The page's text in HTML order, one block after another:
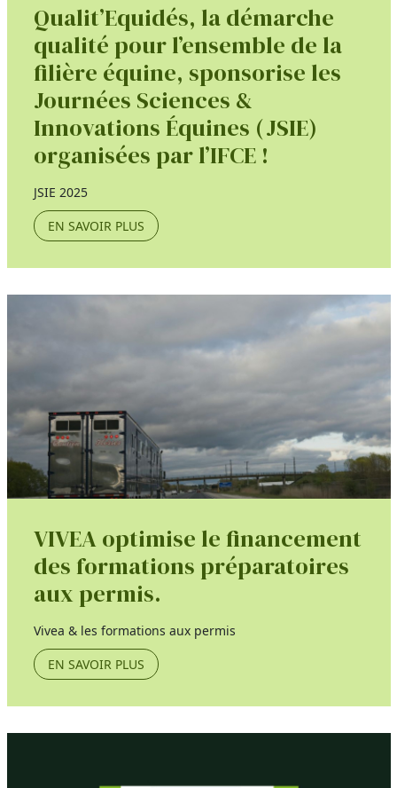
Qualit’Equidés, la démarche
qualité pour l’ensemble de la
filière équine, sponsorise les
Journées Sciences &
Innovations Équines (JSIE)
organisées par l’IFCE !
JSIE 2025
EN SAVOIR PLUS
VIVEA optimise le financement
des formations préparatoires
aux permis.
Vivea & les formations aux permis
EN SAVOIR PLUS